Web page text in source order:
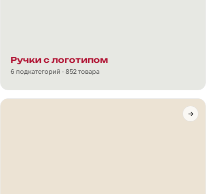
Ручки с логотипом
6 подкатегорий · 852 товара